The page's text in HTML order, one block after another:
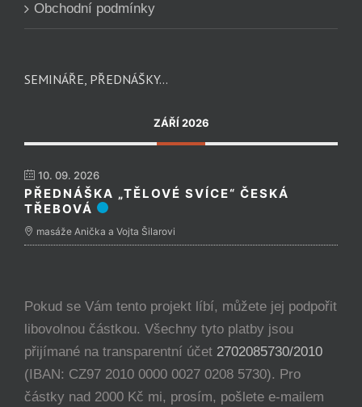
Obchodní podmínky
SEMINÁŘE, PŘEDNÁŠKY…
ZÁŘÍ 2026
10. 09. 2026
PŘEDNÁŠKA „TĚLOVÉ SVÍCE“ ČESKÁ
TŘEBOVÁ
masáže Anička a Vojta Šilarovi
Pokud se Vám tento projekt líbí, můžete jej podpořit
libovolnou částkou. Všechny tyto platby jsou
přijímané na transparentní účet 2702085730/2010
(IBAN: CZ97 2010 0000 0027 0208 5730). Pro
částky nad 2000 Kč mi, prosím, pošlete e-mailem